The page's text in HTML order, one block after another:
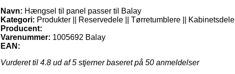
Navn: Hængsel til panel passer til Balay
Kategori: Produkter || Reservedele || Tørretumblere || Kabinetsdele
Producent:
Varenummer: 1005692 Balay
EAN:
Vurderet til 4.8 ud af 5 stjerner baseret på 50 anmeldelser